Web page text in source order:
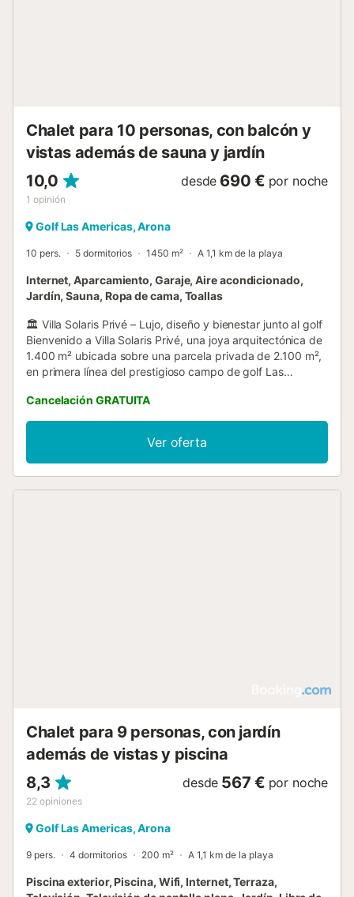
Chalet para 10 personas, con balcón y
vistas además de sauna y jardín
10,0
1 opinión
desde 690 € por noche
Golf Las Americas, Arona
10 pers. 5 dormitorios 1450 m² A 1,1 km de la playa
Internet, Aparcamiento, Garaje, Aire acondicionado,
Jardín, Sauna, Ropa de cama, Toallas
🏛️ Villa Solaris Privé – Lujo, diseño y bienestar junto al golf
Bienvenido a Villa Solaris Privé, una joya arquitectónica de
1.400 m² ubicada sobre una parcela privada de 2.100 m²,
en primera línea del prestigioso campo de golf Las
quienes buscan privacidad, amplitud y una experiencia de
alojamiento sin concesiones. Distribuida en tres plantas y
conectada por ascensor, esta villa puede alojar
cómodamente hasta 10 personas. Dispone de cuatro
suites principales, todas con baño en suite, además de un
su estancia: Limpieza diaria (lunes a viernes, 5 horas) que
Cancelación GRATUITA
Ver oferta
Chalet para 9 personas, con jardín
además de vistas y piscina
8,3
22 opiniones
desde 567 € por noche
Golf Las Americas, Arona
9 pers. 4 dormitorios 200 m² A 1,1 km de la playa
Piscina exterior, Piscina, Wifi, Internet, Terraza,